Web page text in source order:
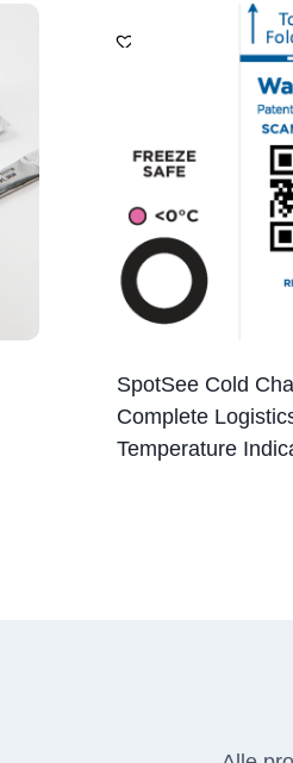
SpotSee Cold
Complete
Temperature